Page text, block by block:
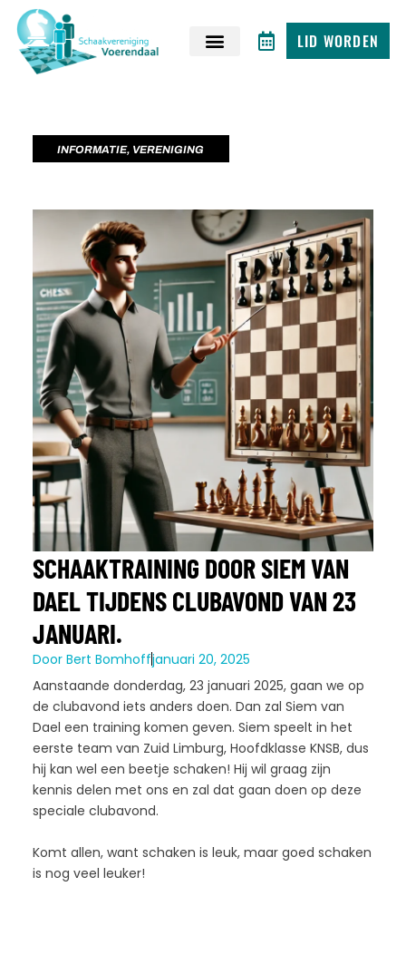
LID WORDEN
INFORMATIE, VERENIGING
SCHAAKTRAINING DOOR SIEM VAN
DAEL TIJDENS CLUBAVOND VAN 23
JANUARI.
DoorBert Bomhoffjanuari 20, 2025
Aanstaande donderdag, 23 januari 2025, gaan we op
de clubavond iets anders doen. Dan zal Siem van
Dael een training komen geven. Siem speelt in het
eerste team van Zuid Limburg, Hoofdklasse KNSB, dus
hij kan wel een beetje schaken! Hij wil graag zijn
kennis delen met ons en zal dat gaan doen op deze
speciale clubavond.
Komt allen, want schaken is leuk, maar goed schaken
is nog veel leuker!